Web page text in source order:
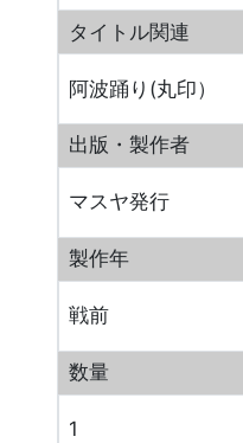
タイトル関連
阿波踊り(丸印）
出版・製作者
マスヤ発行
製作年
戦前
数量
1